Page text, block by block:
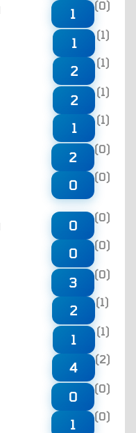
1
(0)
1
(1)
2
(1)
2
(1)
1
(1)
2
(0)
0
(0)
0
(0)
0
(0)
3
(0)
2
(1)
1
(1)
4
(2)
0
(0)
1
(0)